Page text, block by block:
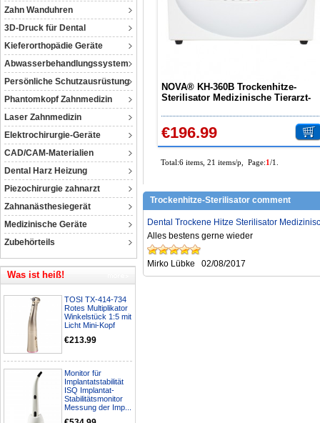
Zahn Wanduhren
3D-Druck für Dental
Kieferorthopädie Geräte
Abwasserbehandlungssystem
Persönliche Schutzausrüstung
Phantomkopf Zahnmedizin
Laser Zahnmedizin
Elektrochirurgie-Geräte
CAD/CAM-Materialien
Dental Harz Heizung
Piezochirurgie zahnarzt
Zahnanästhesiegerät
Medizinische Geräte
Zubehörteils
Was ist heiß!
TOSI TX-414-734
Rotes Multiplikator
Winkelstück 1:5 mit
Licht Mini-Kopf
€213.99
Monitor für
Implantatstabilität
ISQ Implantat-
Stabilitätsmonitor
Messung der Imp...
NOVA® KH-360B Trockenhitze-
Sterilisator Medizinische Tierarzt-
Anzeigesteuerung für Zahhnheilku
€196.99
Total:6 items, 21 items/p, Page:1/1.
Trockenhitze-Sterilisator comment
Dental Trockene Hitze Sterilisator
Alles bestens gerne wieder
Mirko Lübke 02/08/2017